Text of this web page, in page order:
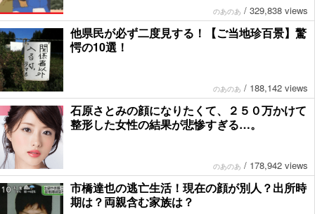
のあのあ / 329,838 views
他県民が必ず二度見する！【ご当地珍百景】驚
愕の10選！
のあのあ / 188,142 views
石原さとみの顔になりたくて、２５０万かけて
整形した女性の結果が悲惨すぎる…。
のあのあ / 178,942 views
市橋達也の逃亡生活！現在の顔が別人？出所時
期は？両親含む家族は？